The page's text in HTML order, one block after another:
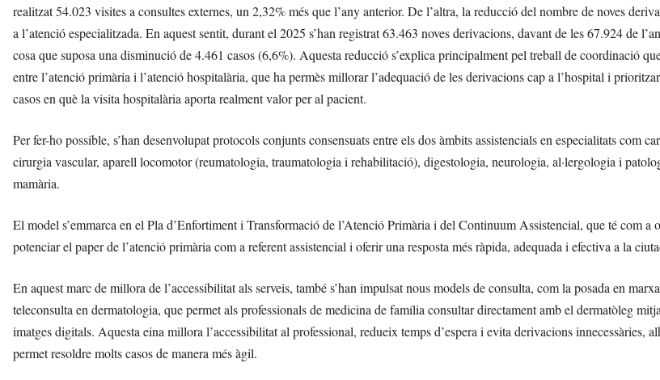
realitzat 54.023 visites a consultes externes, un 2,32% més que l’any anterior. De l’altra, la reducció del nombre de noves
a l’atenció especialitzada. En aquest sentit, durant el 2025 s’han registrat 63.463 noves derivacions, davant de les 67.924 de
cosa que suposa una disminució de 4.461 casos (6,6%). Aquesta reducció s’explica principalment pel treball de coordinació
entre l’atenció primària i l’atenció hospitalària, que ha permès millorar l’adequació de les derivacions cap a l’hospital i
casos en què la visita hospitalària aporta realment valor per al pacient.
Per fer-ho possible, s’han desenvolupat protocols conjunts consensuats entre els dos àmbits assistencials en especialitats com
cirurgia vascular, aparell locomotor (reumatologia, traumatologia i rehabilitació), digestologia, neurologia, al·lergologia i
mamària.
El model s’emmarca en el Pla d’Enfortiment i Transformació de l’Atenció Primària i del Continuum Assistencial, que té com a
potenciar el paper de l’atenció primària com a referent assistencial i oferir una resposta més ràpida, adequada i efectiva a la
En aquest marc de millora de l’accessibilitat als serveis, també s’han impulsat nous models de consulta, com la posada en
teleconsulta en dermatologia, que permet als professionals de medicina de família consultar directament amb el dermatòleg
imatges digitals. Aquesta eina millora l’accessibilitat al professional, redueix temps d’espera i evita derivacions innecessàries,
permet resoldre molts casos de manera més àgil.